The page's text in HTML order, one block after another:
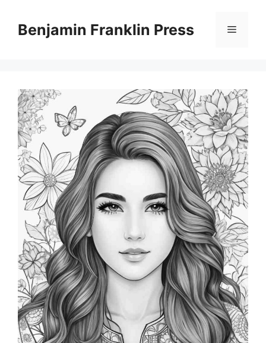
contentBenjamin Franklin Press Menu